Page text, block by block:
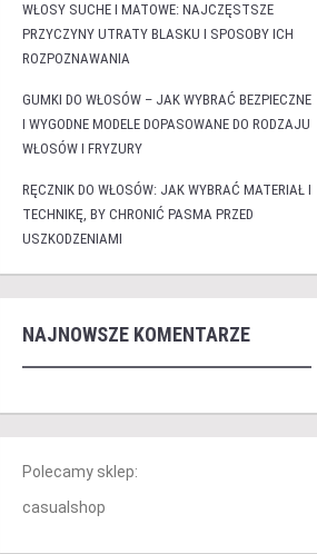
WŁOSY SUCHE I MATOWE: NAJCZĘSTSZE
PRZYCZYNY UTRATY BLASKU I SPOSOBY ICH
ROZPOZNAWANIA
GUMKI DO WŁOSÓW – JAK WYBRAĆ BEZPIECZNE
I WYGODNE MODELE DOPASOWANE DO RODZAJU
WŁOSÓW I FRYZURY
RĘCZNIK DO WŁOSÓW: JAK WYBRAĆ MATERIAŁ I
TECHNIKĘ, BY CHRONIĆ PASMA PRZED
USZKODZENIAMI
NAJNOWSZE KOMENTARZE
Polecamy sklep:
casualshop